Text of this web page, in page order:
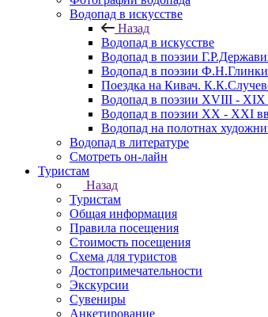
Водопад в искусстве
Назад
Водопад в искусстве
Водопад в поэзии
Водопад в поэзии Ф.Н.Глинки
Поездка на Кивач.
Водопад в поэзии XVIII - XIX
Водопад в поэзии XX - XXI
Водопад на полотнах
Водопад в литературе
Смотреть он-лайн
Туристам
Назад
Туристам
Общая информация
Правила посещения
Стоимость посещения
Схема для туристов
Достопримечательности
Экскурсии
Сувениры
Анкетирование